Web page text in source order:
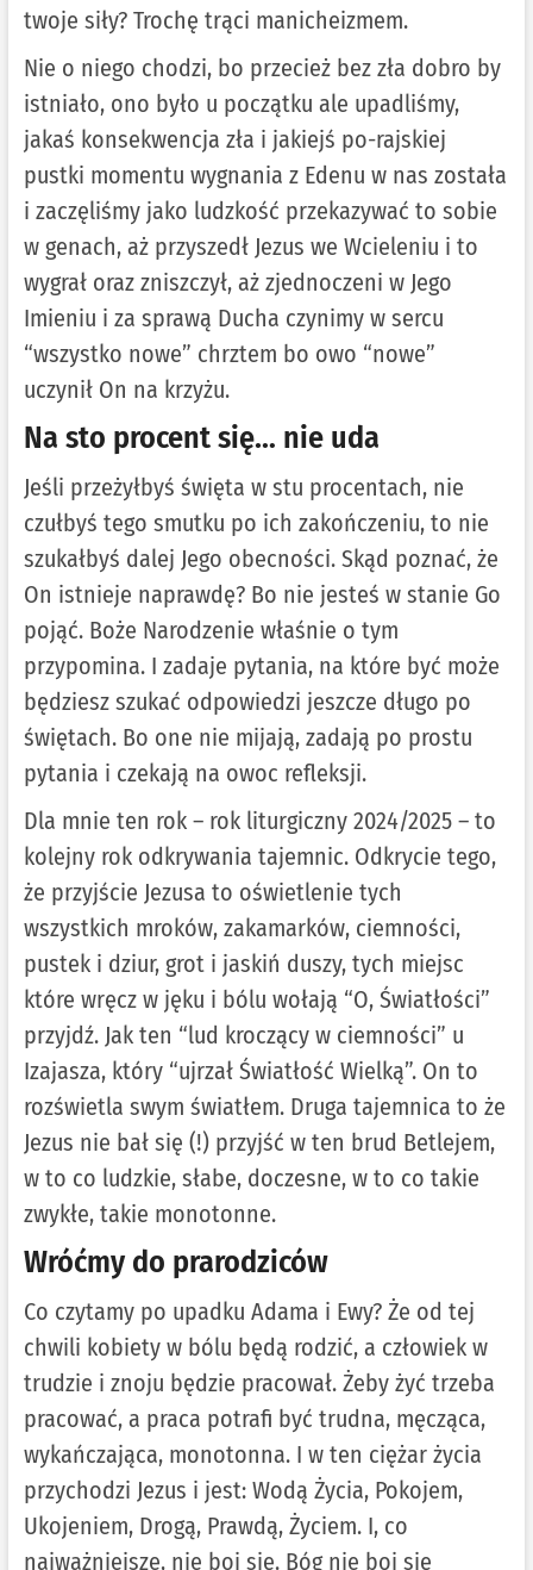
twoje siły? Trochę trąci manicheizmem.
Nie o niego chodzi, bo przecież bez zła dobro by
istniało, ono było u początku ale upadliśmy,
jakaś konsekwencja zła i jakiejś po-rajskiej
pustki momentu wygnania z Edenu w nas została
i zaczęliśmy jako ludzkość przekazywać to sobie
w genach, aż przyszedł Jezus we Wcieleniu i to
wygrał oraz zniszczył, aż zjednoczeni w Jego
Imieniu i za sprawą Ducha czynimy w sercu
“wszystko nowe” chrztem bo owo “nowe”
uczynił On na krzyżu.
Na sto procent się… nie uda
Jeśli przeżyłbyś święta w stu procentach, nie
czułbyś tego smutku po ich zakończeniu, to nie
szukałbyś dalej Jego obecności. Skąd poznać, że
On istnieje naprawdę? Bo nie jesteś w stanie Go
pojąć. Boże Narodzenie właśnie o tym
przypomina. I zadaje pytania, na które być może
będziesz szukać odpowiedzi jeszcze długo po
świętach. Bo one nie mijają, zadają po prostu
pytania i czekają na owoc refleksji.
Dla mnie ten rok – rok liturgiczny 2024/2025 – to
kolejny rok odkrywania tajemnic. Odkrycie tego,
że przyjście Jezusa to oświetlenie tych
wszystkich mroków, zakamarków, ciemności,
pustek i dziur, grot i jaskiń duszy, tych miejsc
które wręcz w jęku i bólu wołają “O, Światłości”
przyjdź. Jak ten “lud kroczący w ciemności” u
Izajasza, który “ujrzał Światłość Wielką”. On to
rozświetla swym światłem. Druga tajemnica to że
Jezus nie bał się (!) przyjść w ten brud Betlejem,
w to co ludzkie, słabe, doczesne, w to co takie
zwykłe, takie monotonne.
Wróćmy do prarodziców
Co czytamy po upadku Adama i Ewy? Że od tej
chwili kobiety w bólu będą rodzić, a człowiek w
trudzie i znoju będzie pracował. Żeby żyć trzeba
pracować, a praca potrafi być trudna, męcząca,
wykańczająca, monotonna. I w ten ciężar życia
przychodzi Jezus i jest: Wodą Życia, Pokojem,
Ukojeniem, Drogą, Prawdą, Życiem. I, co
najważniejsze, nie boi się. Bóg nie boi się